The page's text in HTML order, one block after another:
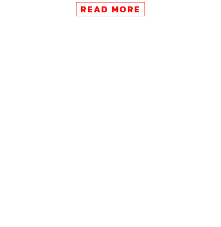
เป้าหมายใหม่ของประธานาธิบดีไบเดนถือว่าเพิ่มขึ้นเป็น 2
เท่าของเป้าหมายที่รัฐบาลโอบามาตั้งไว้ในปี 2015 อย่างไร
READ MORE